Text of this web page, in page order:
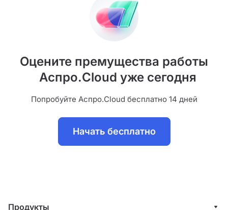
Оцените премущества работы
Аспро.Cloud уже сегодня
Попробуйте Аспро.Cloud бесплатно 14 дней
Начать бесплатно
Продукты